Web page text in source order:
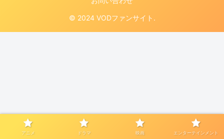
© 2024 VODファンサイト.
アニメ ドラマ 映画 エンターテインメント